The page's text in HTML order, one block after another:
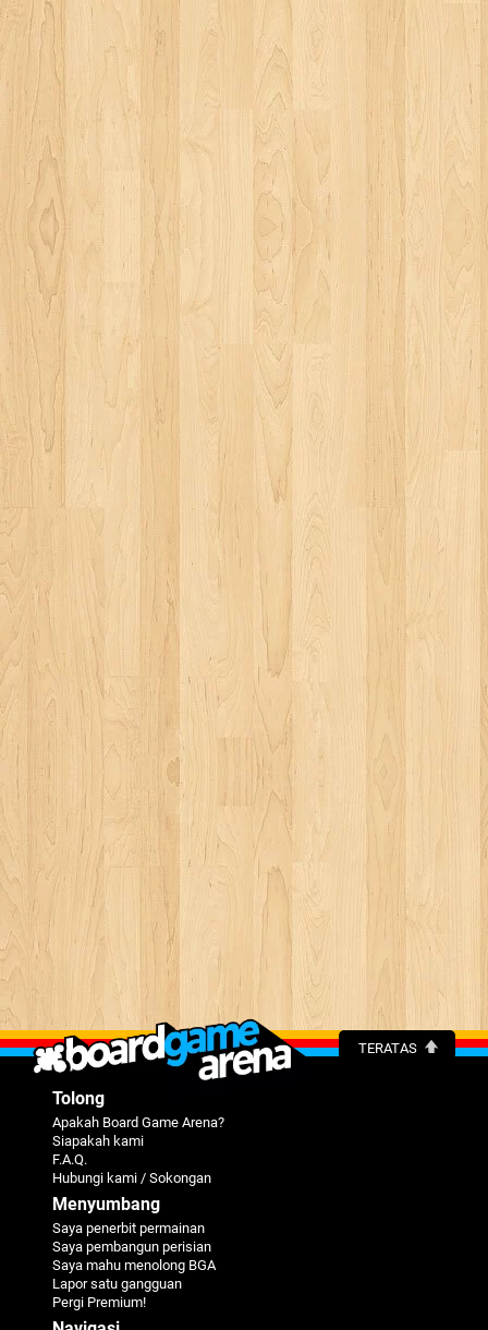
TERATAS
Tolong
Apakah Board Game Arena?
Siapakah kami
F.A.Q.
Hubungi kami / Sokongan
Menyumbang
Saya penerbit permainan
Saya pembangun perisian
Saya mahu menolong BGA
Lapor satu gangguan
Pergi Premium!